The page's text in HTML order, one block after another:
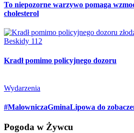
To niepozorne warzywo pomaga
cholesterol
Beskidy 112
Kradł pomimo policyjnego dozoru
Wydarzenia
#MalowniczaGminaLipowa do
Pogoda w Żywcu